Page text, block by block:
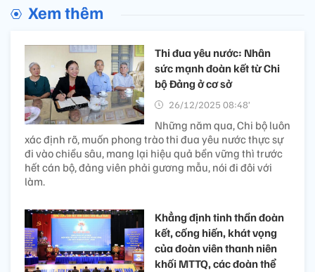
Xem thêm
Thi đua yêu nước: Nhân
sức mạnh đoàn kết từ Chi
bộ Đảng ở cơ sở
26/12/2025 08:48’
Những năm qua, Chi bộ luôn
xác định rõ, muốn phong trào thi đua yêu nước thực sự
đi vào chiều sâu, mang lại hiệu quả bền vững thì trước
hết cán bộ, đảng viên phải gương mẫu, nói đi đôi với
làm.
Khẳng định tinh thần đoàn
kết, cống hiến, khát vọng
của đoàn viên thanh niên
khối MTTQ, các đoàn thể